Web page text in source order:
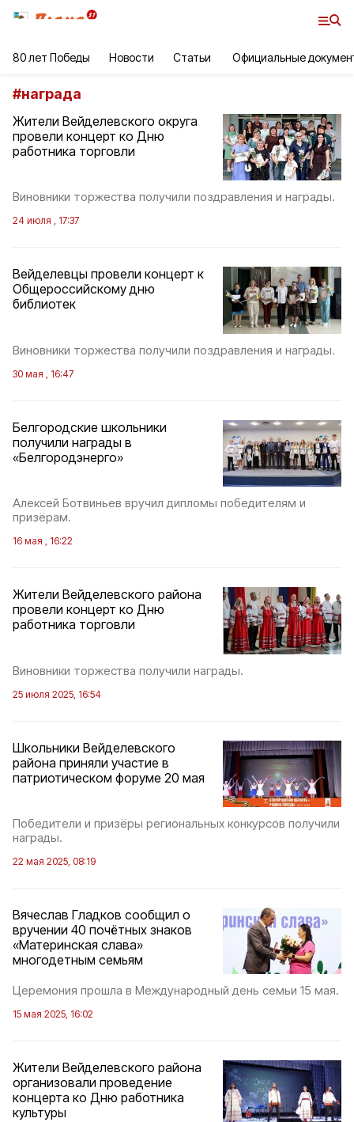
80 лет Победы Новости Статьи Официальные
#награда
Жители Вейделевского округа
провели концерт ко Дню
работника торговли
Виновники торжества получили поздравления и награды.
24 июля , 17:37
Вейделевцы провели концерт к
Общероссийскому дню
библиотек
Виновники торжества получили поздравления и награды.
30 мая , 16:47
Белгородские школьники
получили награды в
«Белгородэнерго»
Алексей Ботвиньев вручил дипломы победителям и
призёрам.
16 мая , 16:22
Жители Вейделевского района
провели концерт ко Дню
работника торговли
Виновники торжества получили награды.
25 июля 2025, 16:54
Школьники Вейделевского
района приняли участие в
патриотическом форуме 20 мая
Победители и призёры региональных конкурсов получили
награды.
22 мая 2025, 08:19
Вячеслав Гладков сообщил о
вручении 40 почётных знаков
«Материнская слава»
многодетным семьям
Церемония прошла в Международный день семьи 15 мая.
15 мая 2025, 16:02
Жители Вейделевского района
организовали проведение
концерта ко Дню работника
культуры